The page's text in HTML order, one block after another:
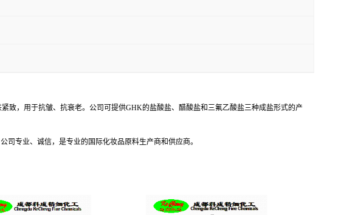
致，用于抗皱、抗衰老。公司可提供GHK的盐酸盐、醋酸盐和三氟乙酸盐三种成盐形式的产
专业、诚信，是专业的国际化妆品原料生产商和供应商。